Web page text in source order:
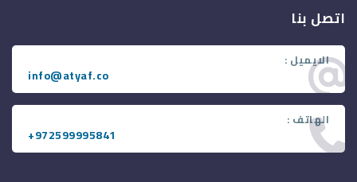
اتصل بنا
الايميل :
info@atyaf.co
الهاتف :
+972599995841